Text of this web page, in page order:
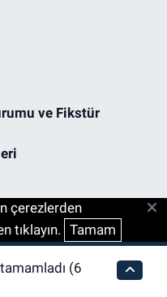
ve Fikstür
çerezlerden
tıklayın. Tamam
(6